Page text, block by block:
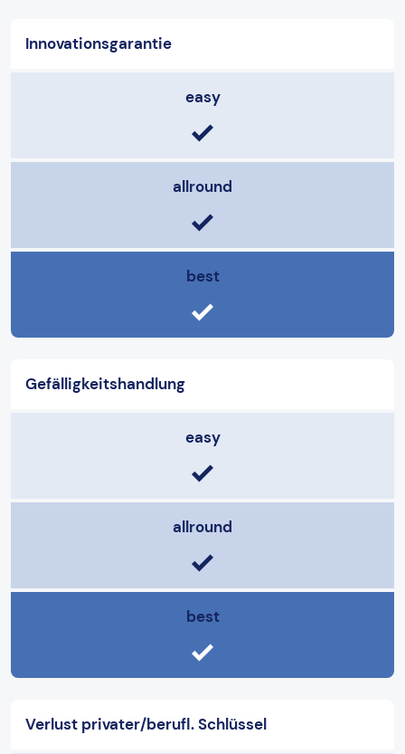
Innovationsgarantie
easy
allround
best
Gefälligkeitshandlung
easy
allround
best
Verlust privater/berufl. Schlüssel